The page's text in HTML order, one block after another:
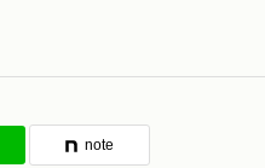
note